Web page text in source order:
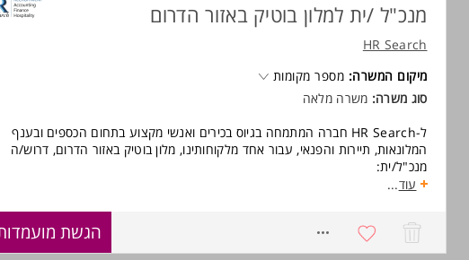
מנכ"ל /ית למלון בוטיק באזור הדרום
HR Search
מיקום המשרה: מספר מקומות
סוג משרה: משרה מלאה
ל-HR Search חברה המתמחה בגיוס בכירים ואנשי מקצוע בתחום הכספים ובענף
המלונאות, תיירות והפנאי, עבור אחד מלקוחותינו, מלון בוטיק באזור הדרום, דרוש/ה
מנכ"ל/ית:
- אחריות כולל על כל הניהול והתפעול של המלון.
- ניהול עסקי ואסטרטגי.
עוד...
הגשת